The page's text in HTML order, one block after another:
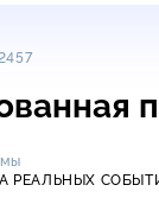
РЕАЛЬНЫХ